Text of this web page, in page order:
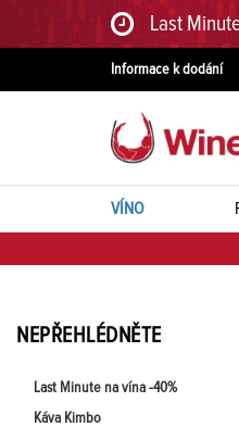
Last
Informace k dodání
VÍNO
NEPŘEHLÉDNĚTE
Last Minute na vína -40%
Káva Kimbo